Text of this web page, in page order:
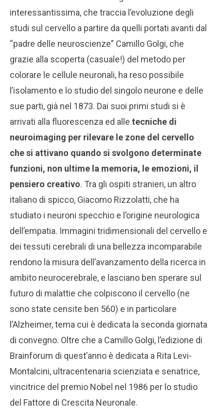
interessantissima, che traccia l’evoluzione degli
studi sul cervello a partire da quelli portati avanti dal
“padre delle neuroscienze” Camillo Golgi, che
grazie alla scoperta (casuale!) del metodo per
colorare le cellule neuronali, ha reso possibile
l’isolamento e lo studio del singolo neurone e delle
sue parti, già nel 1873. Dai suoi primi studi si è
arrivati alla fluorescenza ed alle tecniche di
neuroimaging per rilevare le zone del cervello
che si attivano quando si svolgono determinate
funzioni, non ultime la memoria, le emozioni, il
pensiero creativo. Tra gli ospiti stranieri, un altro
italiano di spicco, Giacomo Rizzolatti, che ha
studiato i neuroni specchio e l’origine neurologica
dell’empatia. Immagini tridimensionali del cervello e
dei tessuti cerebrali di una bellezza incomparabile
rendono la misura dell’avanzamento della ricerca in
ambito neurocerebrale, e lasciano ben sperare sul
futuro di malattie che colpiscono il cervello (ne
sono state censite ben 560) e in particolare
l’Alzheimer, tema cui è dedicata la seconda giornata
di convegno. Oltre che a Camillo Golgi, l’edizione di
Brainforum di quest’anno è dedicata a Rita Levi-
Montalcini, ultracentenaria scienziata e senatrice,
vincitrice del premio Nobel nel 1986 per lo studio
del Fattore di Crescita Neuronale.